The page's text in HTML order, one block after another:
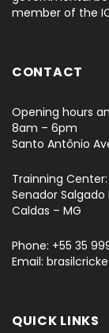
member of the
CONTACT
Opening hours
8am – 6pm
Santo Antônio
Trainning Center:
Senador
Caldas – MG
Phone: +55 35
Email:
QUICK LINKS